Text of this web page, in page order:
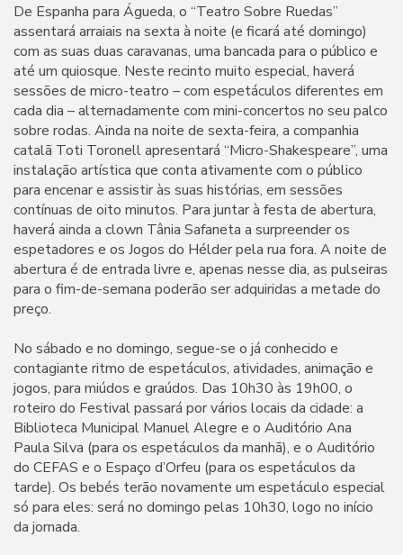
De Espanha para Águeda, o “Teatro Sobre Ruedas”
assentará arraiais na sexta à noite (e ficará até domingo)
com as suas duas caravanas, uma bancada para o público e
até um quiosque. Neste recinto muito especial, haverá
sessões de micro-teatro – com espetáculos diferentes em
cada dia – alternadamente com mini-concertos no seu palco
sobre rodas. Ainda na noite de sexta-feira, a companhia
catalã Toti Toronell apresentará “Micro-Shakespeare”, uma
instalação artística que conta ativamente com o público
para encenar e assistir às suas histórias, em sessões
contínuas de oito minutos. Para juntar à festa de abertura,
haverá ainda a clown Tânia Safaneta a surpreender os
espetadores e os Jogos do Hélder pela rua fora. A noite de
abertura é de entrada livre e, apenas nesse dia, as pulseiras
para o fim-de-semana poderão ser adquiridas a metade do
preço.
No sábado e no domingo, segue-se o já conhecido e
contagiante ritmo de espetáculos, atividades, animação e
jogos, para miúdos e graúdos. Das 10h30 às 19h00, o
roteiro do Festival passará por vários locais da cidade: a
Biblioteca Municipal Manuel Alegre e o Auditório Ana
Paula Silva (para os espetáculos da manhã), e o Auditório
do CEFAS e o Espaço d’Orfeu (para os espetáculos da
tarde). Os bebés terão novamente um espetáculo especial
só para eles: será no domingo pelas 10h30, logo no início
da jornada.